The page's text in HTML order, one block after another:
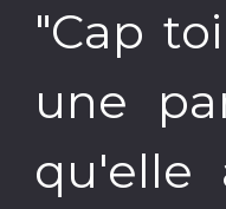
"Cap
une
qu'elle